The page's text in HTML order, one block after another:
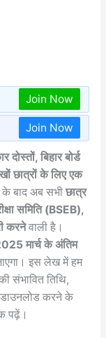
Join Now
Join Now
दोस्तों, बिहार बोर्ड
छात्रों के लिए एक
के बाद अब सभी छात्र
समिति (BSEB),
करनेवाली है।
मार्च के अंतिम
इस लेख में हम
संभावित तिथि,
डाउनलोड करने के
पढ़ें।